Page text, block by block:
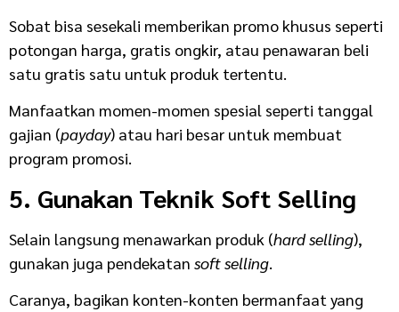
Sobat bisa sesekali memberikan promo khusus seperti
potongan harga, gratis ongkir, atau penawaran beli
satu gratis satu untuk produk tertentu.
Manfaatkan momen-momen spesial seperti tanggal
gajian (payday) atau hari besar untuk membuat
program promosi.
5. Gunakan Teknik Soft Selling
Selain langsung menawarkan produk (hard selling),
gunakan juga pendekatan soft selling.
Caranya, bagikan konten-konten bermanfaat yang